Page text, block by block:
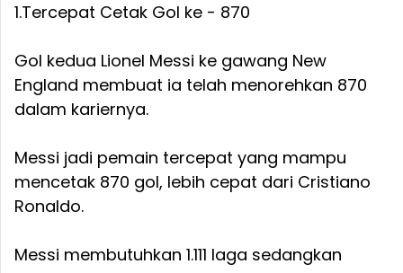
1.Tercepat Cetak Gol ke - 870
Gol kedua Lionel Messi ke gawang New
England membuat ia telah menorehkan 870
dalam kariernya.
Messi jadi pemain tercepat yang mampu
mencetak 870 gol, lebih cepat dari Cristiano
Ronaldo.
Messi membutuhkan 1.111 laga sedangkan